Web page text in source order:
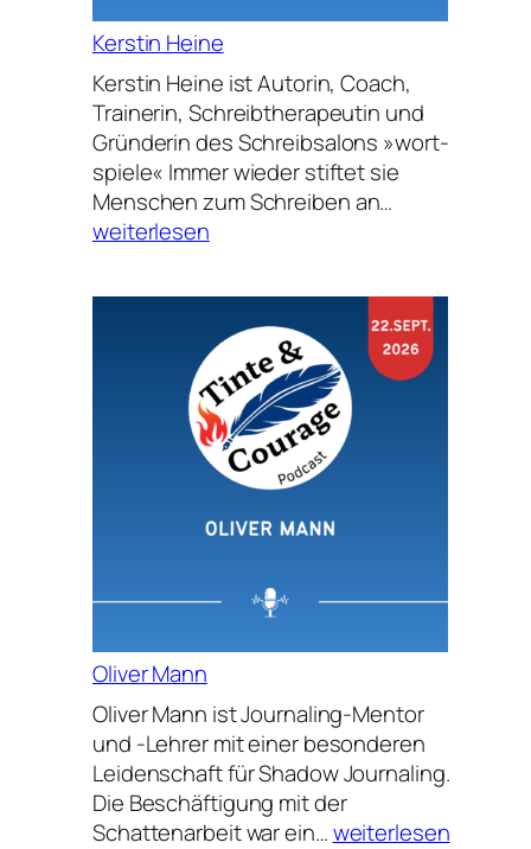
Kerstin Heine
Kerstin Heine ist Autorin, Coach,
Trainerin, Schreibtherapeutin und
Gründerin des Schreibsalons »wort-
spiele« Immer wieder stiftet sie
Menschen zum Schreiben an…
weiterlesen
Oliver Mann
Oliver Mann ist Journaling-Mentor
und -Lehrer mit einer besonderen
Leidenschaft für Shadow Journaling.
Die Beschäftigung mit der
Schattenarbeit war ein…Oliver
weiterlesen